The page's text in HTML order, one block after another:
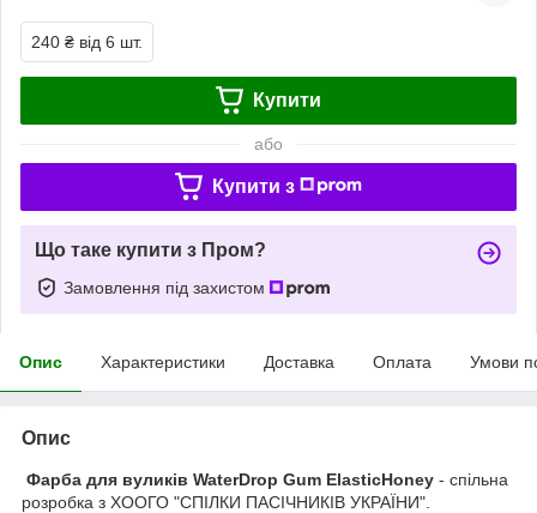
240 ₴ від 6 шт.
Купити
або
Купити з
Що таке купити з Пром?
Замовлення під захистом
Опис Характеристики Доставка Оплата Умови
Опис
Фарба для вуликів WaterDrop Gum ElasticHoney - спільна
розробка з ХООГО "СПІЛКИ ПАСІЧНИКІВ УКРАЇНИ".